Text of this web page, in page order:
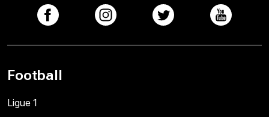
Football
Ligue 1